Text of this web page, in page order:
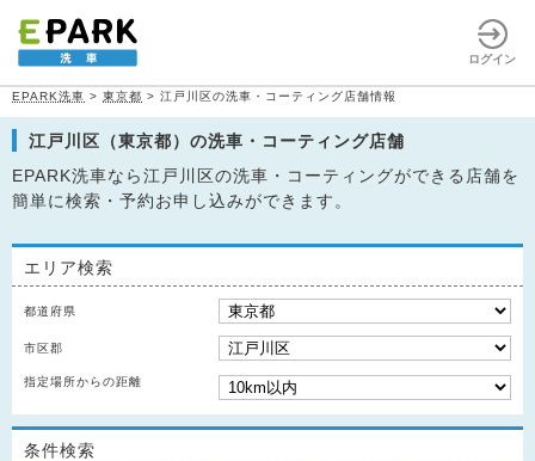
ログイン
EPARK洗車 > 東京都 > 江戸川区の洗車・コーティング店舗情報
江戸川区（東京都）の洗車・コーティング店舗
EPARK洗車なら江戸川区の洗車・コーティングができる店舗を
簡単に検索・予約お申し込みができます。
エリア検索
都道府県
市区郡
指定場所からの距離
条件検索